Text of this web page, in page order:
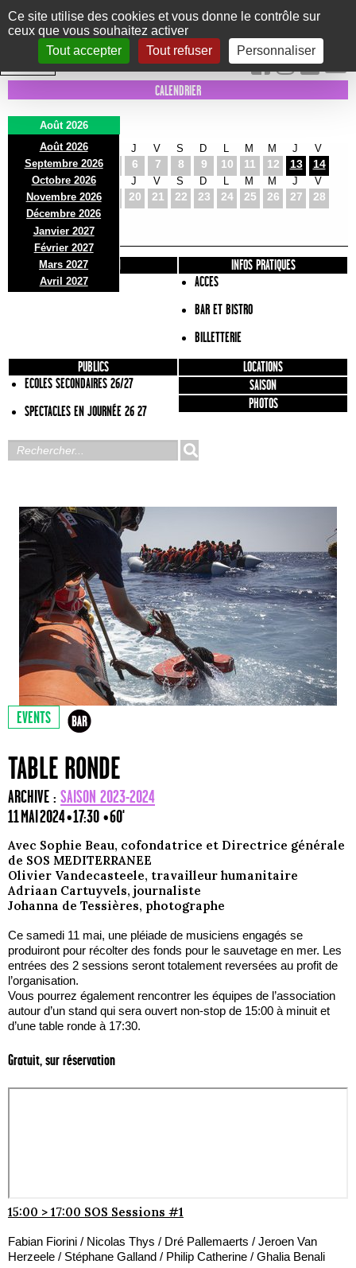
Panneau de gestion des cookies
Ce site utilise des cookies et vous donne le contrôle sur
ceux que vous souhaitez activer
Tout accepter
Tout refuser Personnaliser
Le Marni
CONCERTS DANSE/CIRQUE THÉÂTRE KIDS EXPOS EVENTS
INTRA MUROS
CALENDRIER
Août 2026
Août 2026
Septembre 2026
Octobre 2026
Novembre 2026
Décembre 2026
Janvier 2027
Février 2027
Mars 2027
Avril 2027
D
2
L
3
M
4
J
6
V
7
S
8
D
9 10
M
11
M
12
J
13
V
14
D
16
L
17
M
18
J
20
V
21
S
22
D
23 24
M
25
M
26
J
27
V
28
D
30
L
31
PRÉSENTATION
INFOS PRATIQUES
ACCES
BAR ET BISTRO
BILLETTERIE
PUBLICS
ECOLES SECONDAIRES 26/27
SPECTACLES EN JOURNÉE 26 27
LOCATIONS
SAISON
PHOTOS
EVENTS
TABLE RONDE
ARCHIVE : SAISON 2023-2024
11 MAI 2024 • 17:30 • 60'
Avec Sophie Beau, cofondatrice et Directrice générale
de SOS MEDITERRANEE
Olivier Vandecasteele, travailleur humanitaire
Adriaan Cartuyvels, journaliste
Johanna de Tessières, photographe
Ce samedi 11 mai, une pléiade de musiciens engagés se
produiront pour récolter des fonds pour le sauvetage en mer. Les
entrées des 2 sessions seront totalement reversées au profit de
l’organisation.
Vous pourrez également rencontrer les équipes de l’association
autour d’un stand qui sera ouvert non-stop de 15:00 à minuit et
d’une table ronde à 17:30.
Gratuit, sur réservation
15:00 > 17:00 SOS Sessions #1
Fabian Fiorini / Nicolas Thys / Dré Pallemaerts / Jeroen Van
Herzeele / Stéphane Galland / Philip Catherine / Ghalia Benali